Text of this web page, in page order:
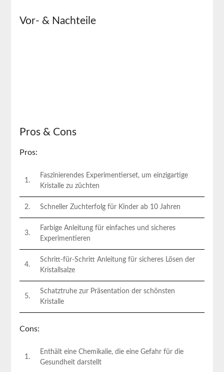
Vor- & Nachteile
Pros & Cons
Pros:
1.
Faszinierendes Experimentierset, um einzigartige
Kristalle zu züchten
2. Schneller Zuchterfolg für Kinder ab 10 Jahren
3.
Farbige⁢ Anleitung für einfaches und sicheres
Experimentieren
4.
Schritt-für-Schritt Anleitung für sicheres Lösen der
Kristallsalze
5.
Schatztruhe zur Präsentation der schönsten⁤
Kristalle
Cons:
1.
Enthält eine Chemikalie, ⁤die eine Gefahr für die
‍Gesundheit darstellt